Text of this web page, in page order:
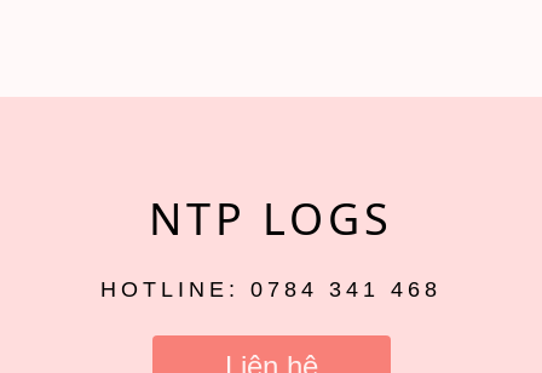
NTP LOGS
HOTLINE: 0784 341 468
Liên hệ